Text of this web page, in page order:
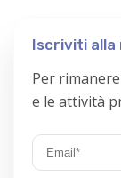
Iscriviti
Per
e le attività